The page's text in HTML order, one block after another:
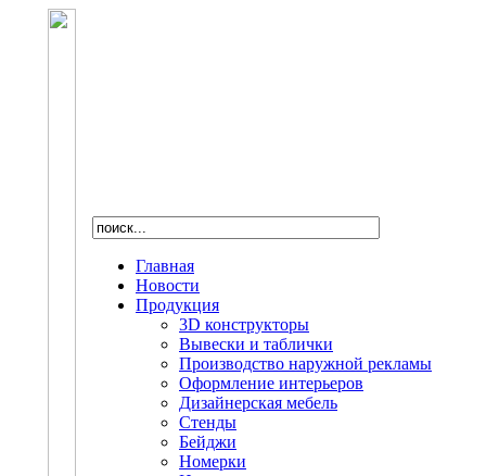
Главная
Новости
Продукция
3D конструкторы
Вывески и таблички
Производство наружной рекламы
Оформление интерьеров
Дизайнерская мебель
Стенды
Бейджи
Номерки